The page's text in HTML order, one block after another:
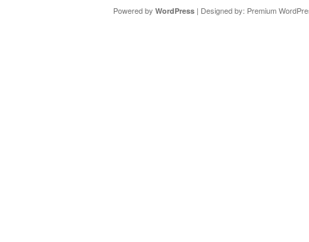
Powered by WordPress| Designed by: Premium